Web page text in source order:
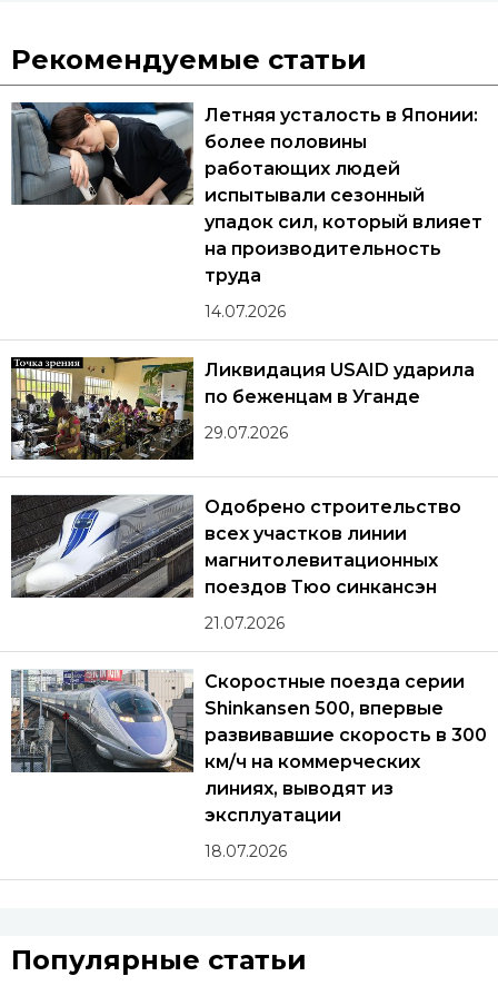
Рекомендуемые статьи
Летняя усталость в Японии:
более половины
работающих людей
испытывали сезонный
упадок сил, который влияет
на производительность
труда
14.07.2026
Ликвидация USAID ударила
по беженцам в Уганде
29.07.2026
Одобрено строительство
всех участков линии
магнитолевитационных
поездов Тюо синкансэн
21.07.2026
Скоростные поезда серии
Shinkansen 500, впервые
развивавшие скорость в 300
км/ч на коммерческих
линиях, выводят из
эксплуатации
18.07.2026
Популярные статьи